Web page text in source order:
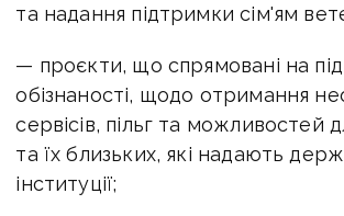
та надання підтримки сім'ям
— проєкти, що спрямовані на
обізнаності, щодо отримання
сервісів, пільг та можливостей
та їх близьких, які надають
інституції;